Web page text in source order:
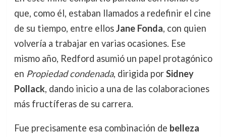
que, como él, estaban llamados a redefinir el cine
de su tiempo, entre ellosJane Fonda, con quien
volvería a trabajar en varias ocasiones. Ese
mismo año, Redford asumió un papel protagónico
en Propiedad condenada, dirigida porSidney
Pollack, dando inicio a una de las colaboraciones
más fructíferas de su carrera.
Fue precisamente esa combinación de belleza